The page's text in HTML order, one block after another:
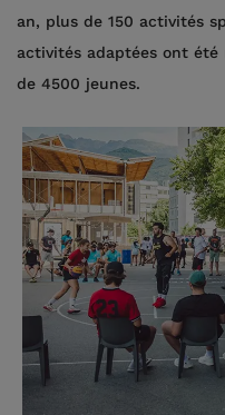
an, plus de 150 activités
activités adaptées ont
de 4500 jeunes.